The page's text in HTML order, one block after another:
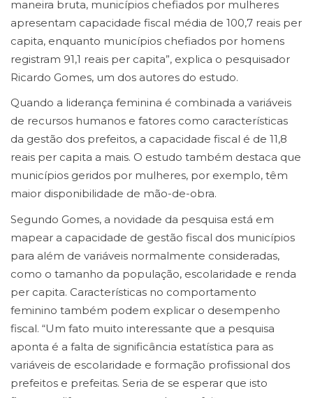
maneira bruta, municípios chefiados por mulheres
apresentam capacidade fiscal média de 100,7 reais per
capita, enquanto municípios chefiados por homens
registram 91,1 reais per capita”, explica o pesquisador
Ricardo Gomes, um dos autores do estudo.
Quando a liderança feminina é combinada a variáveis
de recursos humanos e fatores como características
da gestão dos prefeitos, a capacidade fiscal é de 11,8
reais per capita a mais. O estudo também destaca que
municípios geridos por mulheres, por exemplo, têm
maior disponibilidade de mão-de-obra.
Segundo Gomes, a novidade da pesquisa está em
mapear a capacidade de gestão fiscal dos municípios
para além de variáveis normalmente consideradas,
como o tamanho da população, escolaridade e renda
per capita. Características no comportamento
feminino também podem explicar o desempenho
fiscal. “Um fato muito interessante que a pesquisa
aponta é a falta de significância estatística para as
variáveis de escolaridade e formação profissional dos
prefeitos e prefeitas. Seria de se esperar que isto